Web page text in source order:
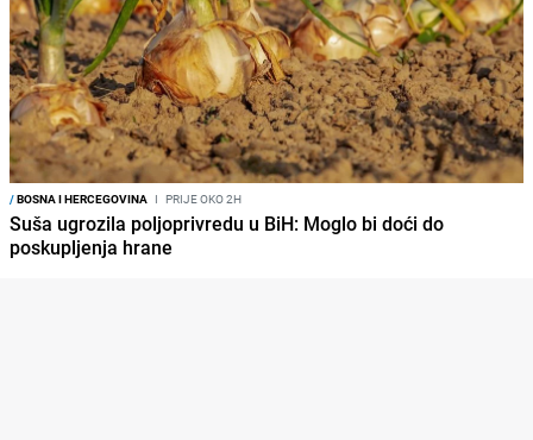
/BOSNA I HERCEGOVINA I PRIJE OKO 2H
Suša ugrozila poljoprivredu u BiH: Moglo bi doći do
poskupljenja hrane